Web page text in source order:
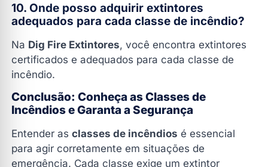
10. Onde posso adquirir extintores
adequados para cada classe de incêndio?
Na Dig Fire Extintores, você encontra extintores
certificados e adequados para cada classe de
incêndio.
Conclusão: Conheça as Classes de
Incêndios e Garanta a Segurança
Entender as classes de incêndios é essencial
para agir corretamente em situações de
emergência. Cada classe exige um extintor